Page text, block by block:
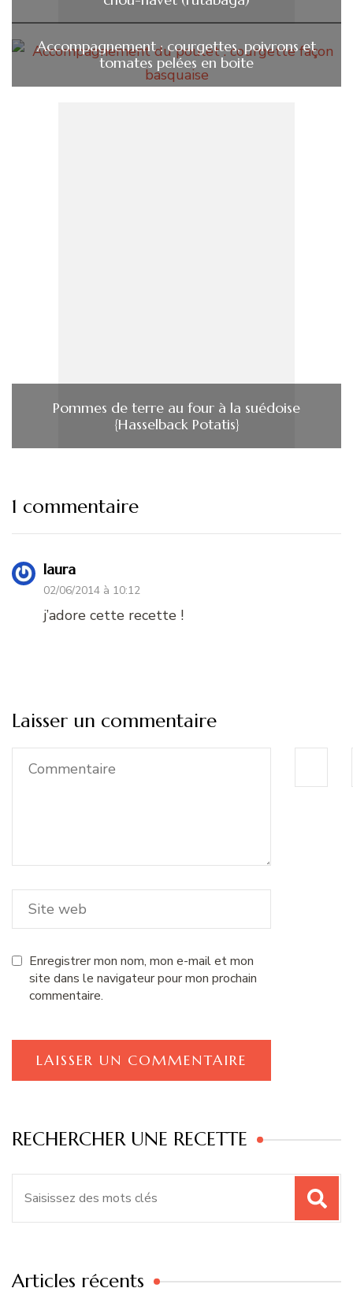
Accompagnement : courgettes, poivrons et
tomates pelées en boite
Pommes de terre au four à la suédoise
{Hasselback Potatis}
1 commentaire
laura
02/06/2014 à 10:12
j’adore cette recette !
Laisser un commentaire
Enregistrer mon nom, mon e-mail et mon
site dans le navigateur pour mon prochain
commentaire.
RECHERCHER UNE RECETTE
Articles récents